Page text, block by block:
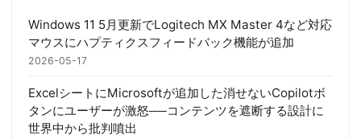
Windows 11 5月更新でLogitech MX Master 4など対応
マウスにハプティクスフィードバック機能が追加
2026-05-17
ExcelシートにMicrosoftが追加した消せないCopilotボ
タンにユーザーが激怒──コンテンツを遮断する設計に
世界中から批判噴出